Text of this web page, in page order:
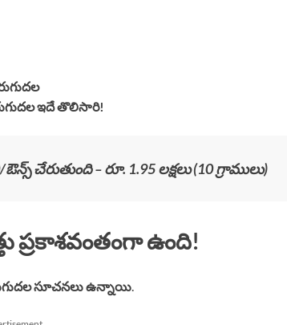
ఇదే తొలిసారి!
చేరుతుంది – రూ. 1.95 లక్షలు (10 గ్రాములు)
ప్రకాశవంతంగా ఉంది!
సూచనలు ఉన్నాయి